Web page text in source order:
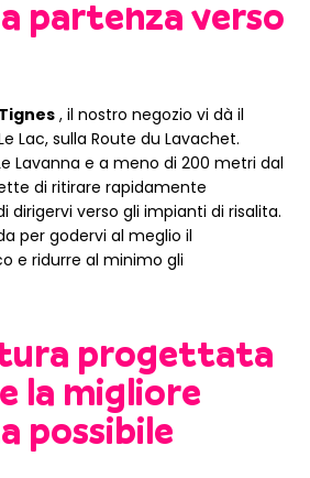
partenza verso
, il nostro negozio vi dà il
Lac, sulla Route du Lavachet.
Lavanna e a meno di 200 metri dal
di ritirare rapidamente
dirigervi verso gli impianti di risalita.
per godervi al meglio il
e ridurre al minimo gli
progettata
la migliore
possibile